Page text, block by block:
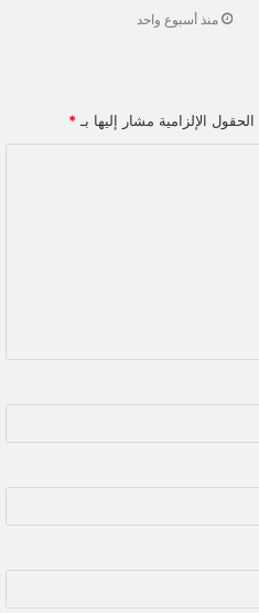
منذ أسبوع واحد
الحقول الإلزامية مشار إليها بـ *